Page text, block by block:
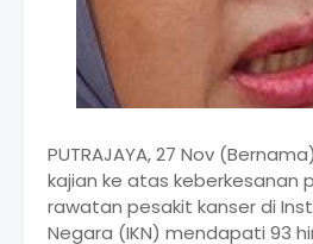
PUTRAJAYA, 27 Nov
kajian ke atas keberkesanan
rawatan pesakit kanser di
Negara (IKN) mendapati 93